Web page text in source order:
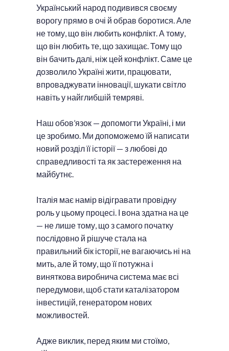
Український народ подивився своєму
ворогу прямо в очі й обрав боротися. Але
не тому, що він любить конфлікт. А тому,
що він любить те, що захищає. Тому що
він бачить далі, ніж цей конфлікт. Саме це
дозволило Україні жити, працювати,
впроваджувати інновації, шукати світло
навіть у найглибшій темряві.
Наш обов’язок — допомогти Україні, і ми
це зробимо. Ми допоможемо їй написати
новий розділ її історії — з любові до
справедливості та як застереження на
майбутнє.
Італія має намір відігравати провідну
роль у цьому процесі. І вона здатна на це
— не лише тому, що з самого початку
послідовно й рішуче стала на
правильний бік історії, не вагаючись ні на
мить, але й тому, що її потужна і
виняткова виробнича система має всі
передумови, щоб стати каталізатором
інвестицій, генератором нових
можливостей.
Адже виклик, перед яким ми стоїмо,